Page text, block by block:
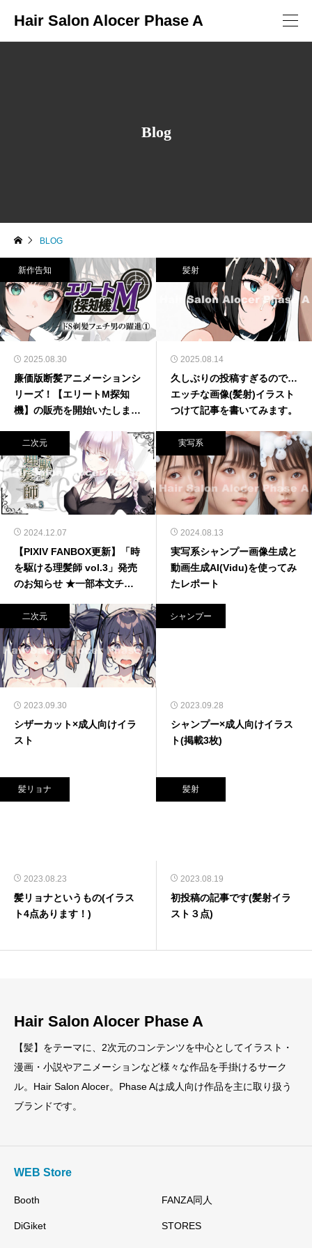
Hair Salon Alocer Phase A
Blog
BLOG
新作告知
2025.08.30
廉価版断髪アニメーションシ
リーズ！【エリートM探知
機】の販売を開始いたしまし
髪射
2025.08.14
久しぶりの投稿すぎるので…
エッチな画像(髪射)イラスト
つけて記事を書いてみます。
二次元
2024.12.07
【PIXIV FANBOX更新】「時
を駆ける理髪師 vol.3」発売
のお知らせ ★一部本文チラ
実写系
2024.08.13
実写系シャンプー画像生成と
動画生成AI(Vidu)を使ってみ
たレポート
二次元
2023.09.30
シザーカット×成人向けイラ
スト
シャンプー
2023.09.28
シャンプー×成人向けイラス
ト(掲載3枚)
髪リョナ
2023.08.23
髪リョナというもの(イラス
ト4点あります！)
髪射
2023.08.19
初投稿の記事です(髪射イラ
スト３点)
Hair Salon Alocer Phase A
【髪】をテーマに、2次元のコンテンツを中心としてイラスト・
漫画・小説やアニメーションなど様々な作品を手掛けるサーク
ル。Hair Salon Alocer。Phase Aは成人向け作品を主に取り扱う
ブランドです。
WEB Store
Booth FANZA同人
DiGiket STORES